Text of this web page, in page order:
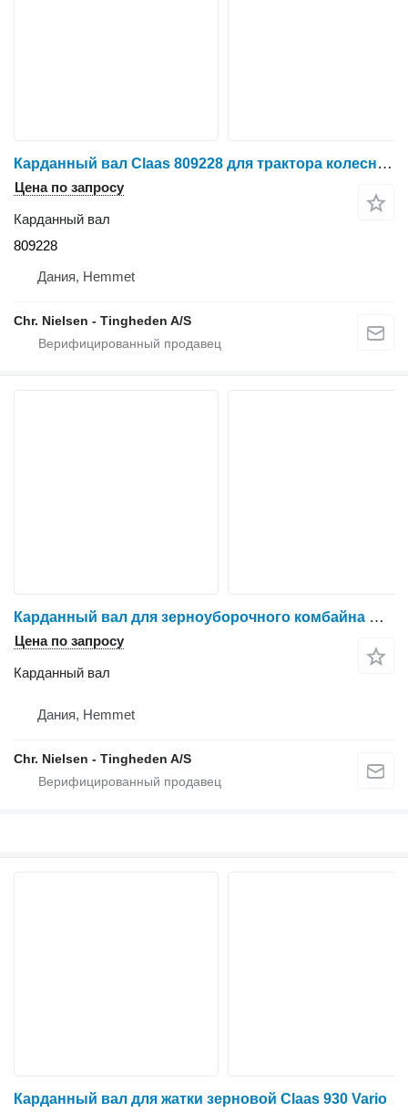
Карданный вал Claas 809228 для трактора колесного Claas
Цена по запросу
Карданный вал
809228
Дания, Hemmet
Chr. Nielsen - Tingheden A/S
Карданный вал для зерноуборочного комбайна Claas Lexion 780
Цена по запросу
Карданный вал
Дания, Hemmet
Chr. Nielsen - Tingheden A/S
Карданный вал для жатки зерновой Claas 930 Vario